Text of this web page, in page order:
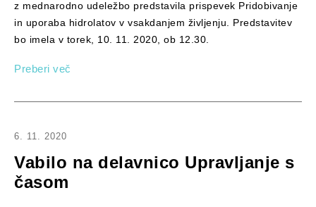
z mednarodno udeležbo predstavila prispevek Pridobivanje
in uporaba hidrolatov v vsakdanjem življenju. Predstavitev
bo imela v torek, 10. 11. 2020, ob 12.30.
Preberi več
6. 11. 2020
Vabilo na delavnico Upravljanje s
časom